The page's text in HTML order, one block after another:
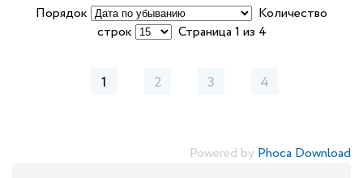
Порядок
Количество
строк
Страница 1 из 4
1 2 3 4
Powered by Phoca Download